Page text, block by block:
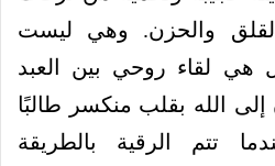
والحزن. وهي ليست
هي لقاء روحي بين العبد
إلى الله بقلب منكسر طالبًا
تتم الرقية بالطريقة